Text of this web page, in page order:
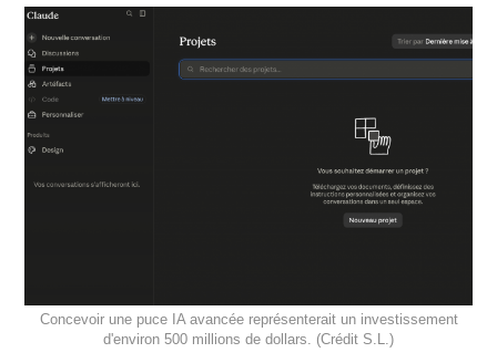
Concevoir une puce IA avancée représenterait un investissement
d'environ 500 millions de dollars. (Crédit S.L.)